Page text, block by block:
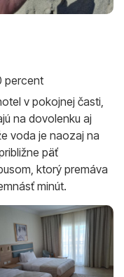
percent
v pokojnej časti,
na dovolenku aj
voda je naozaj na
päť
ktorý premáva
minút.